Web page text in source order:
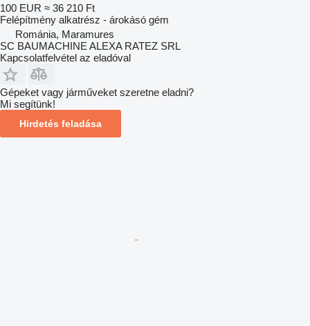
100 EUR ≈ 36 210 Ft
Felépítmény alkatrész - árokásó gém
Románia, Maramures
SC BAUMACHINE ALEXA RATEZ SRL
Kapcsolatfelvétel az eladóval
Gépeket vagy járműveket szeretne eladni?
Mi segítünk!
Hirdetés feladása